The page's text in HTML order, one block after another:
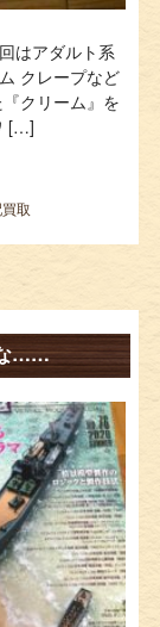
はアダルト系
クレープなど
クリーム』を
[…]
取
な……